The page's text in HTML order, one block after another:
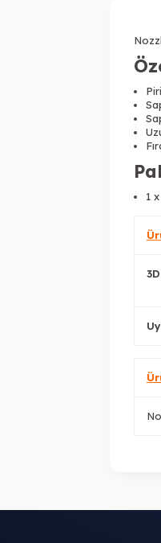
1 x